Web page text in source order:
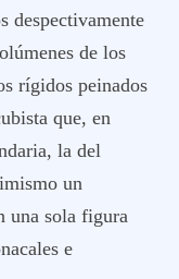
despectivamente
de los
rígidos peinados
que, en
la del
un
una sola figura
e